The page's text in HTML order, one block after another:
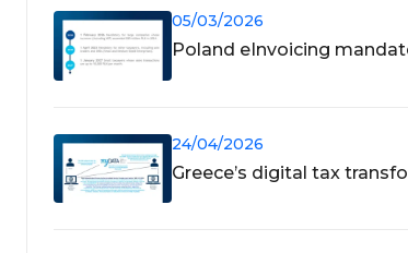
05/03/2026
Poland eInvoicing
24/04/2026
Greece’s digital tax